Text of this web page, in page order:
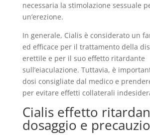
necessaria la stimolazione sessuale
un’erezione.
In generale, Cialis è considerato un
ed efficace per il trattamento della
erettile e per il suo effetto ritardante
sull’eiaculazione. Tuttavia, è
dosi consigliate dal medico e
per evitare effetti collaterali
Cialis effetto
dosaggio e